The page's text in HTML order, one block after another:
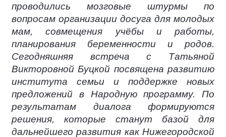
проводились мозговые штурмы по
вопросам организации досуга для молодых
мам, совмещения учёбы и работы,
планирования беременности и родов.
Сегодняшняя встреча с Татьяной
Викторовной Буцкой посвящена развитию
института семьи и поддержке новых
предложений в Народную программу. По
результатам диалога формируются
решения, которые станут базой для
дальнейшего развития как Нижегородской